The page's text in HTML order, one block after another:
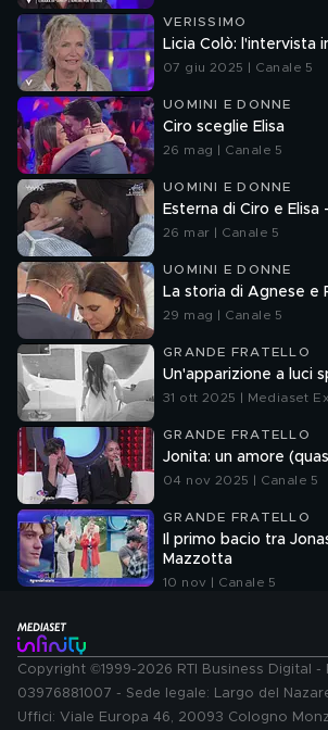
VERISSIMO
Licia Colò: l'intervista
07 giu 2025 | Canale 5
UOMINI E DONNE
Ciro sceglie Elisa
26 mag | Canale 5
UOMINI E DONNE
Esterna di Ciro e Elisa
26 mar | Canale 5
UOMINI E DONNE
La storia di Agnese e
29 mag | Canale 5
GRANDE FRATELLO
Un'apparizione a luci
31 ott 2025 | Mediaset
GRANDE FRATELLO
Jonita: un amore
04 nov 2025 | Canale 5
GRANDE FRATELLO
Il primo bacio tra
Mazzotta
10 nov | Canale 5
Copyright ©1999-2026 RTI Business Digital -
03976881007 - Sede legale: Largo del
Uffici: Viale Europa 46, 20093 Cologno